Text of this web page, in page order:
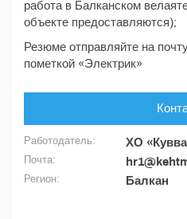
работа в Балканском
объекте предоставляются);
Резюме отправляйте на
пометкой «Электрик»
Работодатель: ХО
Почта:
Регион: Балкан